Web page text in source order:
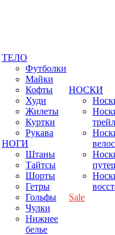
ТЕЛО
Футболки
Майки
Кофты
Худи
Жилеты
Куртки
Рукава
НОГИ
Штаны
Тайтсы
Шорты
Гетры
Гольфы
Чулки
Нижнее
белье
НОСКИ
Sale